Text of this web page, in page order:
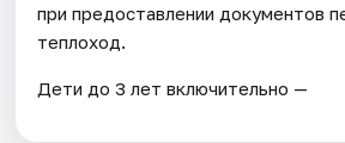
при предоставлении документов
теплоход.
Дети до 3 лет включительно —